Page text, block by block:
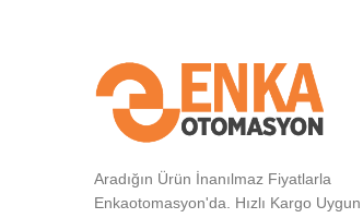
Aradığın Ürün İnanılmaz Fiyatlarla
Enkaotomasyon'da. Hızlı Kargo Uygun